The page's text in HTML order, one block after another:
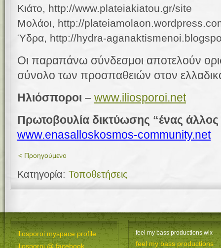
Κιάτο, http://www.plateiakiatou.gr/site
Μολάοι, http://
Ύδρα, http://hydra-
Οι παραπάνω σύνδεσμοι αποτελούν
σύνολο των προσπαθειών στον
Ηλιόσποροι – www.iliosporoi.net
Πρωτοβουλία δικτύωσης “ένας
www.enasalloskosmos-community.net
< Προηγούμενο
Κατηγορία: Τοποθετήσεις
iliosporoi myspace profile
iliosporoi @ facebook
feel my bass productions wix
feel my bass productions